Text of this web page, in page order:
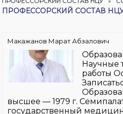
ПРОФЕССОРСКИЙ СОСТАВ
Макажанов Марат Абзалович
Научные
работы
высшее — 1979 г.
государственный